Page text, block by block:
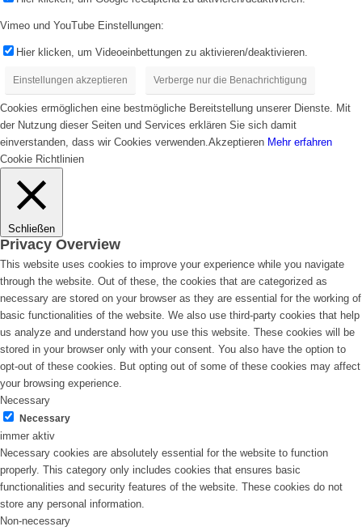
Vimeo und YouTube Einstellungen:
Hier klicken, um Videoeinbettungen zu aktivieren/deaktivieren.
Einstellungen akzeptieren Verberge nur die Benachrichtigung
Cookies ermöglichen eine bestmögliche Bereitstellung unserer Dienste. Mit
der Nutzung dieser Seiten und Services erklären Sie sich damit
einverstanden, dass wir Cookies verwenden.Akzeptieren Mehr erfahren
Cookie Richtlinien
Schließen
Privacy Overview
This website uses cookies to improve your experience while you navigate
through the website. Out of these, the cookies that are categorized as
necessary are stored on your browser as they are essential for the working of
basic functionalities of the website. We also use third-party cookies that help
us analyze and understand how you use this website. These cookies will be
stored in your browser only with your consent. You also have the option to
opt-out of these cookies. But opting out of some of these cookies may affect
your browsing experience.
Necessary
Necessary
immer aktiv
Necessary cookies are absolutely essential for the website to function
properly. This category only includes cookies that ensures basic
functionalities and security features of the website. These cookies do not
store any personal information.
Non-necessary